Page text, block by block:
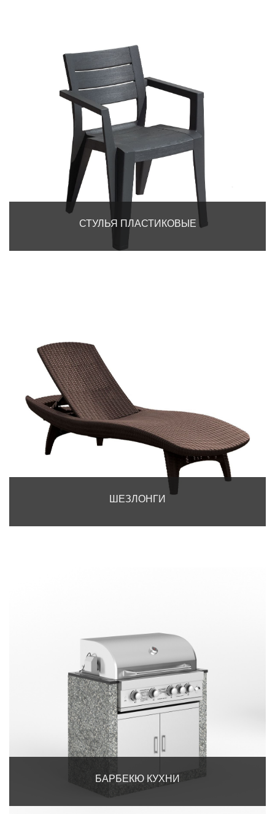
СТУЛЬЯ ПЛАСТИКОВЫЕ
ШЕЗЛОНГИ
БАРБЕКЮ КУХНИ